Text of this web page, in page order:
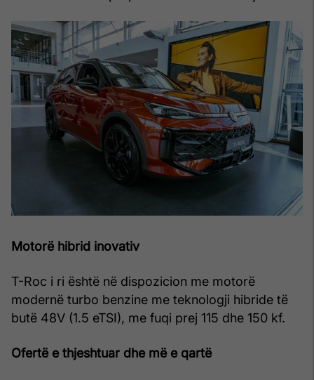
Motorë hibrid inovativ
T-Roc i ri është në dispozicion me motorë
modernë turbo benzine me teknologji hibride të
butë 48V (1.5 eTSI), me fuqi prej 115 dhe 150 kf.
Ofertë e thjeshtuar dhe më e qartë